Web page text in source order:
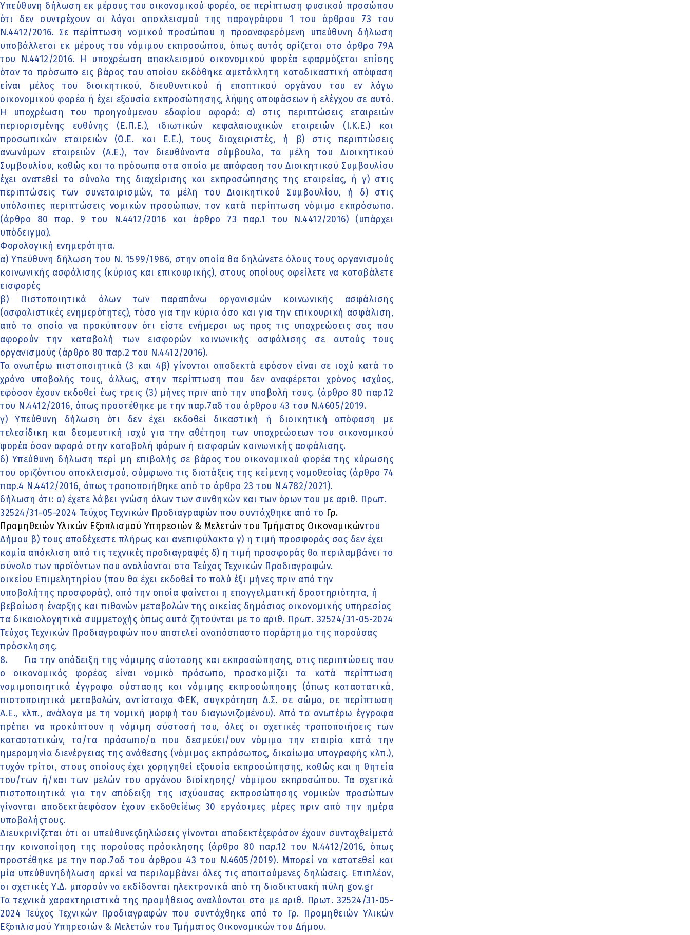
Υπεύθυνη δήλωση εκ μέρους του οικονομικού φορέα, σε περίπτωση φυσικού προσώπου
ότι δεν συντρέχουν οι λόγοι αποκλεισμού της παραγράφου 1 του άρθρου 73 του
Ν.4412/2016. Σε περίπτωση νομικού προσώπου η προαναφερόμενη υπεύθυνη δήλωση
υποβάλλεται εκ μέρους του νόμιμου εκπροσώπου, όπως αυτός ορίζεται στο άρθρο 79Α
του Ν.4412/2016. Η υποχρέωση αποκλεισμού οικονομικού φορέα εφαρμόζεται επίσης
όταν το πρόσωπο εις βάρος του οποίου εκδόθηκε αμετάκλητη καταδικαστική απόφαση
είναι μέλος του διοικητικού, διευθυντικού ή εποπτικού οργάνου του εν λόγω
οικονομικού φορέα ή έχει εξουσία εκπροσώπησης, λήψης αποφάσεων ή ελέγχου σε αυτό.
Η υποχρέωση του προηγούμενου εδαφίου αφορά: α) στις περιπτώσεις εταιρειών
περιορισμένης ευθύνης (Ε.Π.Ε.), ιδιωτικών κεφαλαιουχικών εταιρειών (Ι.Κ.Ε.) και
προσωπικών εταιρειών (Ο.Ε. και Ε.Ε.), τους διαχειριστές, ή β) στις περιπτώσεις
ανωνύμων εταιρειών (Α.Ε.), τον διευθύνοντα σύμβουλο, τα μέλη του Διοικητικού
Συμβουλίου, καθώς και τα πρόσωπα στα οποία με απόφαση του Διοικητικού Συμβουλίου
έχει ανατεθεί το σύνολο της διαχείρισης και εκπροσώπησης της εταιρείας, ή γ) στις
περιπτώσεις των συνεταιρισμών, τα μέλη του Διοικητικού Συμβουλίου, ή δ) στις
υπόλοιπες περιπτώσεις νομικών προσώπων, τον κατά περίπτωση νόμιμο εκπρόσωπο.
(άρθρο 80 παρ. 9 του Ν.4412/2016 και άρθρο 73 παρ.1 του Ν.4412/2016) (υπάρχει
υπόδειγμα).
Φορολογική ενημερότητα.
α) Υπεύθυνη δήλωση του Ν. 1599/1986, στην οποία θα δηλώνετε όλους τους οργανισμούς
κοινωνικής ασφάλισης (κύριας και επικουρικής), στους οποίους οφείλετε να καταβάλετε
εισφορές
β) Πιστοποιητικά όλων των παραπάνω οργανισμών κοινωνικής ασφάλισης
(ασφαλιστικές ενημερότητες), τόσο για την κύρια όσο και για την επικουρική ασφάλιση,
από τα οποία να προκύπτουν ότι είστε ενήμεροι ως προς τις υποχρεώσεις σας που
αφορούν την καταβολή των εισφορών κοινωνικής ασφάλισης σε αυτούς τους
οργανισμούς (άρθρο 80 παρ.2 του Ν.4412/2016).
Τα ανωτέρω πιστοποιητικά (3 και 4β) γίνονται αποδεκτά εφόσον είναι σε ισχύ κατά το
χρόνο υποβολής τους, άλλως, στην περίπτωση που δεν αναφέρεται χρόνος ισχύος,
εφόσον έχουν εκδοθεί έως τρεις (3) μήνες πριν από την υποβολή τους. (άρθρο 80 παρ.12
του Ν.4412/2016, όπως προστέθηκε με την παρ.7αδ του άρθρου 43 του Ν.4605/2019.
γ) Υπεύθυνη δήλωση ότι δεν έχει εκδοθεί δικαστική ή διοικητική απόφαση με
τελεσίδικη και δεσμευτική ισχύ για την αθέτηση των υποχρεώσεων του οικονομικού
φορέα όσον αφορά στην καταβολή φόρων ή εισφορών κοινωνικής ασφάλισης.
δ) Υπεύθυνη δήλωση περί μη επιβολής σε βάρος του οικονομικού φορέα της κύρωσης
του οριζόντιου αποκλεισμού, σύμφωνα τις διατάξεις της κείμενης νομοθεσίας (άρθρο 74
παρ.4 Ν.4412/2016, όπως τροποποιήθηκε από το άρθρο 23 του Ν.4782/2021).
δήλωση ότι: α) έχετε λάβει γνώση όλων των συνθηκών και των όρων του με αριθ. Πρωτ.
32524/31-05-2024 Τεύχος Τεχνικών Προδιαγραφών που συντάχθηκε από το Γρ.
Προμηθειών Υλικών Εξοπλισμού Υπηρεσιών & Μελετών του Τμήματος Οικονομικώντου
Δήμου β) τους αποδέχεστε πλήρως και ανεπιφύλακτα γ) η τιμή προσφοράς σας δεν έχει
καμία απόκλιση από τις τεχνικές προδιαγραφές δ) η τιμή προσφοράς θα περιλαμβάνει το
σύνολο των προϊόντων που αναλύονται στο Τεύχος Τεχνικών Προδιαγραφών.
οικείου Επιμελητηρίου (που θα έχει εκδοθεί το πολύ έξι μήνες πριν από την
υποβολήτης προσφοράς), από την οποία φαίνεται η επαγγελματική δραστηριότητα, ή
βεβαίωση έναρξης και πιθανών μεταβολών της οικείας δημόσιας οικονομικής υπηρεσίας
τα δικαιολογητικά συμμετοχής όπως αυτά ζητούνται με το αριθ. Πρωτ. 32524/31-05-2024
Τεύχος Τεχνικών Προδιαγραφών που αποτελεί αναπόσπαστο παράρτημα της παρούσας
πρόσκλησης.
8.
Για την απόδειξη της νόμιμης σύστασης και εκπροσώπησης, στις περιπτώσεις που
ο οικονομικός φορέας είναι νομικό πρόσωπο, προσκομίζει τα κατά περίπτωση
νομιμοποιητικά έγγραφα σύστασης και νόμιμης εκπροσώπησης (όπως καταστατικά,
πιστοποιητικά μεταβολών, αντίστοιχα ΦΕΚ, συγκρότηση Δ.Σ. σε σώμα, σε περίπτωση
Α.Ε., κλπ., ανάλογα με τη νομική μορφή του διαγωνιζομένου). Από τα ανωτέρω έγγραφα
πρέπει να προκύπτουν η νόμιμη σύστασή του, όλες οι σχετικές τροποποιήσεις των
καταστατικών, το/τα πρόσωπο/α που δεσμεύει/ουν νόμιμα την εταιρία κατά την
ημερομηνία διενέργειας της ανάθεσης (νόμιμος εκπρόσωπος, δικαίωμα υπογραφής κλπ.),
τυχόν τρίτοι, στους οποίους έχει χορηγηθεί εξουσία εκπροσώπησης, καθώς και η θητεία
του/των ή/και των μελών του οργάνου διοίκησης/ νόμιμου εκπροσώπου. Τα σχετικά
πιστοποιητικά για την απόδειξη της ισχύουσας εκπροσώπησης νομικών προσώπων
γίνονται αποδεκτάεφόσον έχουν εκδοθείέως 30 εργάσιμες μέρες πριν από την ημέρα
υποβολήςτους.
Διευκρινίζεται ότι οι υπεύθυνεςδηλώσεις γίνονται αποδεκτέςεφόσον έχουν συνταχθείμετά
την κοινοποίηση της παρούσας πρόσκλησης (άρθρο 80 παρ.12 του Ν.4412/2016, όπως
προστέθηκε με την παρ.7αδ του άρθρου 43 του Ν.4605/2019). Μπορεί να κατατεθεί και
μία υπεύθυνηδήλωση αρκεί να περιλαμβάνει όλες τις απαιτούμενες δηλώσεις. Επιπλέον,
οι σχετικές Υ.Δ. μπορούν να εκδίδονται ηλεκτρονικά από τη διαδικτυακή πύλη gov.gr
Τα τεχνικά χαρακτηριστικά της προμήθειας αναλύονται στο με αριθ. Πρωτ. 32524/31-05-
2024 Τεύχος Τεχνικών Προδιαγραφών που συντάχθηκε από το Γρ. Προμηθειών Υλικών
Εξοπλισμού Υπηρεσιών & Μελετών του Τμήματος Οικονομικών του Δήμου.